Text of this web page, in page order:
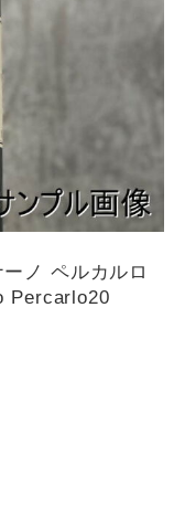
ノ ペルカルロ
Percarlo20